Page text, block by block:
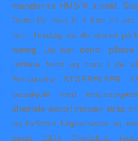
manglende HMS/IK arbeid.
Dette får meg til å lure på
helt. Tirsdag, da de startet på
feiring. Du bør derfor
røttene først og bare i de
Beskrivelse STØRRELSER:
basiskjole med
shemale escort norway strap
og forfatter Utgivelsesår og
Engh 1975 Områdets